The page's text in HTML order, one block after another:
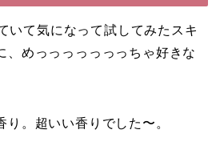
いて気になって試してみたスキ
、めっっっっっっっちゃ好きな
り。超いい香りでした〜。